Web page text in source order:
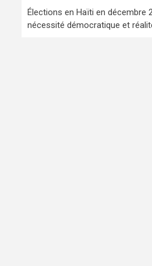
Élections en Haïti en décembre
nécessité démocratique et